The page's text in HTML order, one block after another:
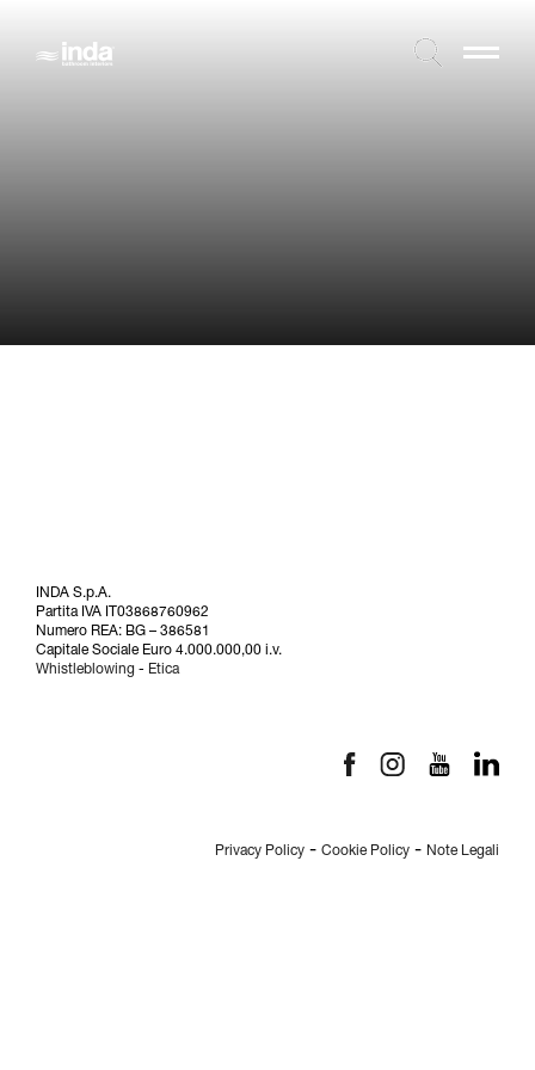
INDA S.p.A.
Partita IVA IT03868760962
Numero REA: BG – 386581
Capitale Sociale Euro 4.000.000,00 i.v.
Whistleblowing - Etica
Privacy Policy - Cookie Policy - Note Legali